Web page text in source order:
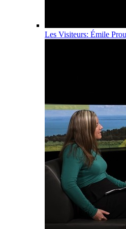
Les Visiteurs: Émile